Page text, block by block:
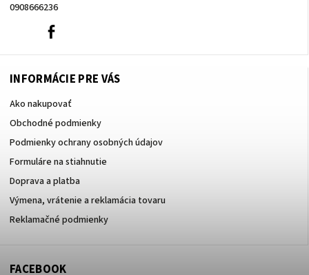
0908666236
0908666236
INFORMÁCIE PRE VÁS
Ako nakupovať
Obchodné podmienky
Podmienky ochrany osobných údajov
Formuláre na stiahnutie
Doprava a platba
Výmena, vrátenie a reklamácia tovaru
Reklamačné podmienky
FACEBOOK